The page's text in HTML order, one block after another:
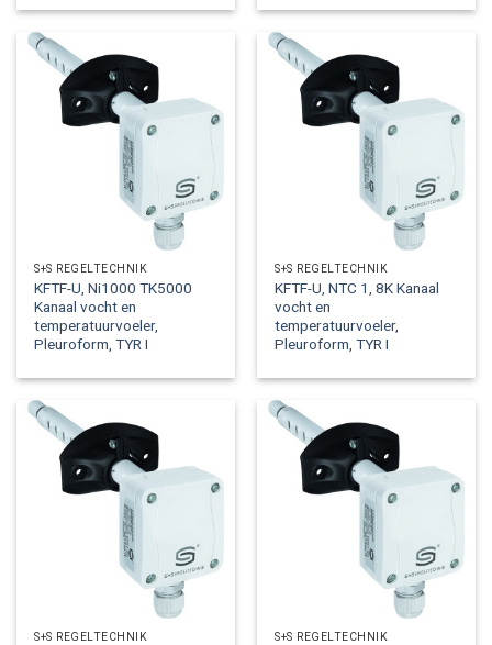
S+S REGELTECHNIK
KFTF-U, Ni1000 TK5000
Kanaal vocht en
temperatuurvoeler,
Pleuroform, TYR I
S+S REGELTECHNIK
KFTF-U, NTC 1, 8K Kanaal
vocht en
temperatuurvoeler,
Pleuroform, TYR I
S+S REGELTECHNIK S+S REGELTECHNIK